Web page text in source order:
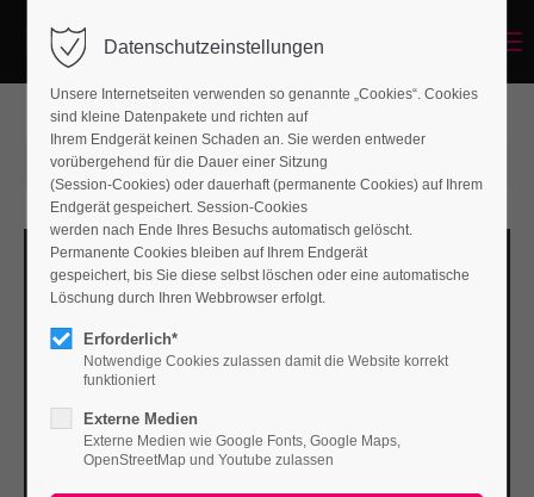
2016-04-12 16:32 von ContaoSystem
Datenschutzeinstellungen
Unsere Internetseiten verwenden so genannte „Cookies“. Cookies
sind kleine Datenpakete und richten auf
Ihrem Endgerät keinen Schaden an. Sie werden entweder
vorübergehend für die Dauer einer Sitzung
(Session-Cookies) oder dauerhaft (permanente Cookies) auf Ihrem
Endgerät gespeichert. Session-Cookies
werden nach Ende Ihres Besuchs automatisch gelöscht.
Permanente Cookies bleiben auf Ihrem Endgerät
gespeichert, bis Sie diese selbst löschen oder eine automatische
Löschung durch Ihren Webbrowser erfolgt.
Erforderlich*
Notwendige Cookies zulassen damit die Website korrekt
funktioniert
Externe Medien
Externe Medien wie Google Fonts, Google Maps,
OpenStreetMap und Youtube zulassen